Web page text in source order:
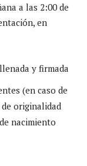
a las 2:00 de
en
y firmada
(en caso de
originalidad
nacimiento